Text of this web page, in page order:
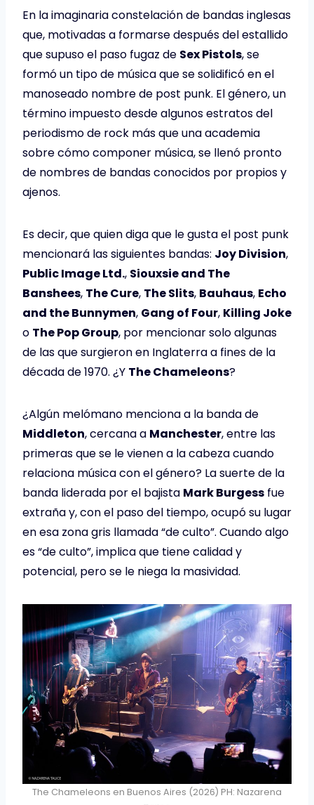
En la imaginaria constelación de bandas inglesas
que, motivadas a formarse después del estallido
que supuso el paso fugaz de Sex Pistols, se
formó un tipo de música que se solidificó en el
manoseado nombre de post punk. El género, un
término impuesto desde algunos estratos del
periodismo de rock más que una academia
sobre cómo componer música, se llenó pronto
de nombres de bandas conocidos por propios y
ajenos.
Es decir, que quien diga que le gusta el post punk
mencionará las siguientes bandas: Joy Division,
Public Image Ltd., Siouxsie and The
Banshees, The Cure, The Slits, Bauhaus, Echo
and the Bunnymen, Gang of Four, Killing Joke
o The Pop Group, por mencionar solo algunas
de las que surgieron en Inglaterra a fines de la
década de 1970. ¿Y The Chameleons?
¿Algún melómano menciona a la banda de
Middleton, cercana a Manchester, entre las
primeras que se le vienen a la cabeza cuando
relaciona música con el género? La suerte de la
banda liderada por el bajista Mark Burgess fue
extraña y, con el paso del tiempo, ocupó su lugar
en esa zona gris llamada “de culto”. Cuando algo
es “de culto”, implica que tiene calidad y
potencial, pero se le niega la masividad.
The Chameleons en Buenos Aires (2026) PH: Nazarena